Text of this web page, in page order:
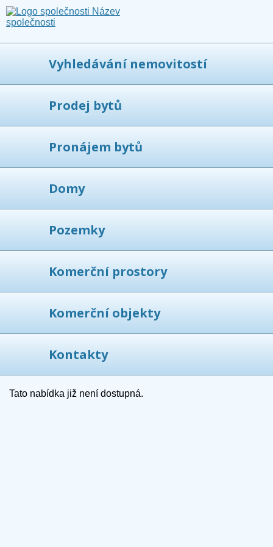
Vyhledávání nemovitostí
Prodej bytů
Pronájem bytů
Domy
Pozemky
Komerční prostory
Komerční objekty
Kontakty
Tato nabídka již není dostupná.